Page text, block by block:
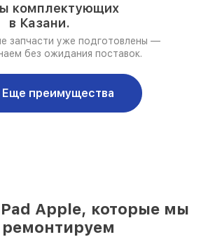
комплектующих
в Казани.
запчасти уже подготовлены —
без ожидания поставок.
Еще преимущества
Apple, которые мы
ремонтируем